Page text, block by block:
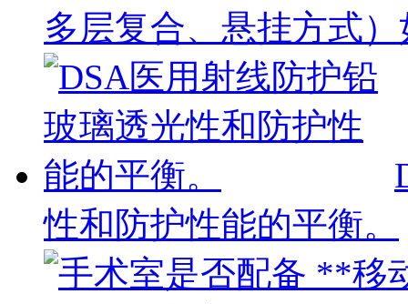
多层复合、悬挂方式
性和防护性能的平衡。